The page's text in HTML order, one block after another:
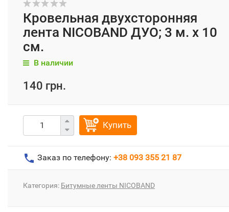
Кровельная двухсторонняя
лента NICOBAND ДУО; 3 м. х 10
см.
В наличии
140 грн.
Купить
Заказ по телефону: +38 093 355 21 87
Категория: Битумные ленты NICOBAND